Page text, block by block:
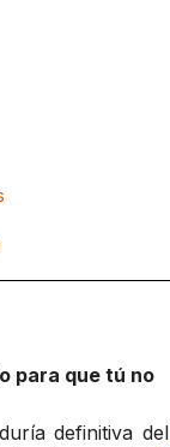
para que tú no
definitiva del